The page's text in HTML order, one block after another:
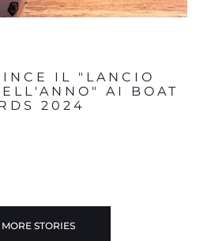
IL "LANCIO
AI BOAT
2024
STORIES